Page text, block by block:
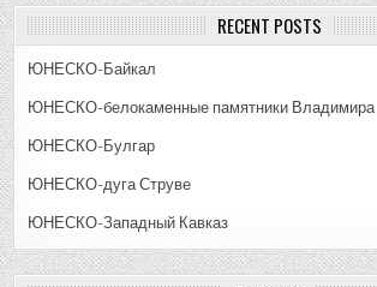
RECENT POSTS
ЮНЕСКО-Байкал
ЮНЕСКО-белокаменные памятники Владимира
ЮНЕСКО-Булгар
ЮНЕСКО-дуга Струве
ЮНЕСКО-Западный Кавказ